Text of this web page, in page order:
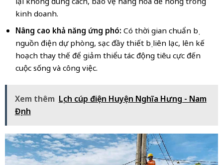
kinh doanh.
Nâng cao khả năng ứng phó: Có thời gian chuẩn bị
nguồn điện dự phòng, sạc đầy thiết bị liên lạc, lên kế
hoạch thay thế để giảm thiểu tác động tiêu cực đến
cuộc sống và công việc.
Xem thêm Lịch cúp điện Huyện Nghĩa Hưng - Nam
Định